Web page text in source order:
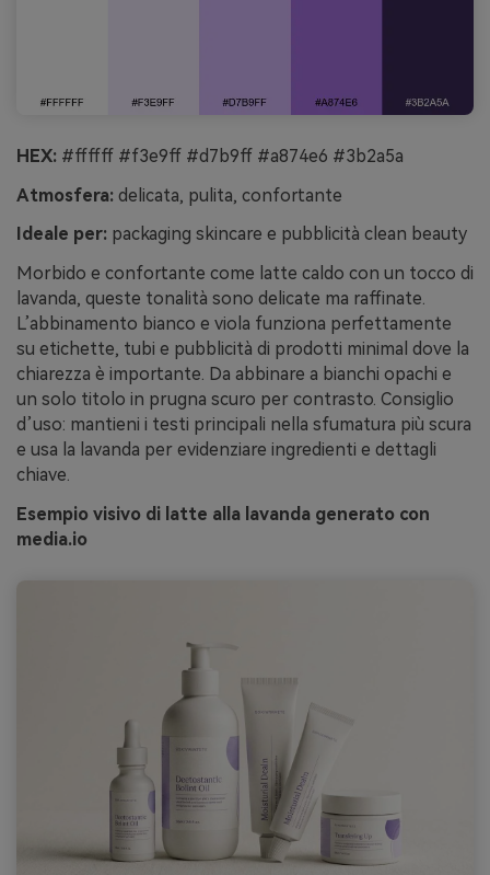
HEX: #ffffff #f3e9ff #d7b9ff #a874e6 #3b2a5a
Atmosfera: delicata, pulita, confortante
Ideale per: packaging skincare e pubblicità clean beauty
Morbido e confortante come latte caldo con un tocco di
lavanda, queste tonalità sono delicate ma raffinate.
L’abbinamento bianco e viola funziona perfettamente
su etichette, tubi e pubblicità di prodotti minimal dove la
chiarezza è importante. Da abbinare a bianchi opachi e
un solo titolo in prugna scuro per contrasto. Consiglio
d’uso: mantieni i testi principali nella sfumatura più scura
e usa la lavanda per evidenziare ingredienti e dettagli
chiave.
Esempio visivo di latte alla lavanda generato con
media.io